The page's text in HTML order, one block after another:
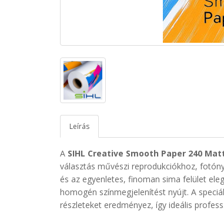
Leírás
A SIHL Creative Smooth Paper 240
választás művészi reprodukciókhoz,
és az egyenletes, finoman sima felület
homogén színmegjelenítést nyújt. A
részleteket eredményez, így ideális